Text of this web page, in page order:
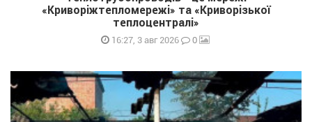
«Криворіжтепломережі» та «Криворізької
теплоцентралі»
16:27, 3 авг 2026 0